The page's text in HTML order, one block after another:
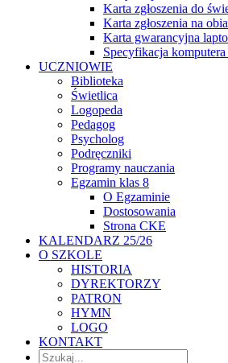
Karta zgłoszenia do
Karta zgłoszenia na
Karta gwarancyjna
Specyfikacja
UCZNIOWIE
Biblioteka
Świetlica
Logopeda
Pedagog
Psycholog
Podręczniki
Programy nauczania
Egzamin klas 8
O Egzaminie
Dostosowania
Strona CKE
KALENDARZ 25/26
O SZKOLE
HISTORIA
DYREKTORZY
PATRON
HYMN
LOGO
KONTAKT
Szukaj